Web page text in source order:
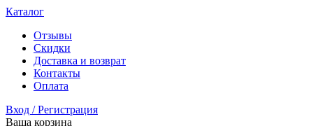
Каталог
Отзывы
Скидки
Доставка и возврат
Контакты
Оплата
Вход / Регистрация
Ваша корзина